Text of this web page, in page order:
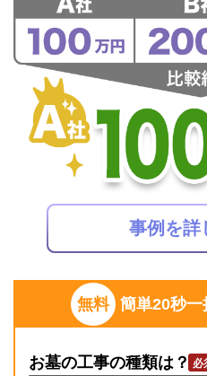
無料 簡単20秒一
お墓の工事の種類は？
事例を詳